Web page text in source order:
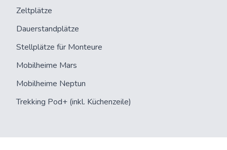
Zeltplätze
Dauerstandplätze
Stellplätze für Monteure
Mobilheime Mars
Mobilheime Neptun
Trekking Pod+ (inkl. Küchenzeile)